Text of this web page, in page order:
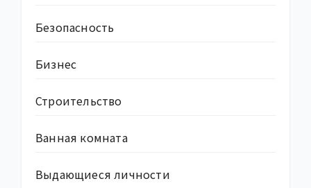
Безопасность
Бизнес
Строительство
Ванная комната
Выдающиеся личности